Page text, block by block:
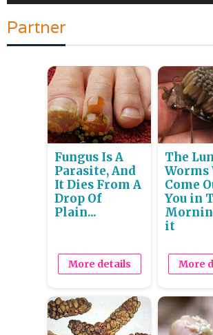
Partner
Fungus Is A
Parasite, And
It Dies From A
Drop Of
Plain...
More details
The
Come
You in
it
More